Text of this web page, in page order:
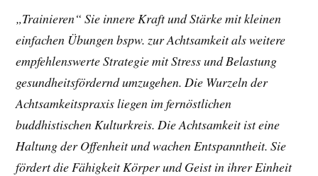
„Trainieren“ Sie innere Kraft und Stärke mit kleinen
einfachen Übungen bspw. zur Achtsamkeitals weitere
empfehlenswerte Strategie mit Stress und Belastung
gesundheitsfördernd umzugehen. Die Wurzeln der
Achtsamkeitspraxis liegen im fernöstlichen
buddhistischen Kulturkreis. Die Achtsamkeit ist eine
Haltung der Offenheit und wachen Entspanntheit. Sie
fördert die Fähigkeit Körper und Geist in ihrer Einheit